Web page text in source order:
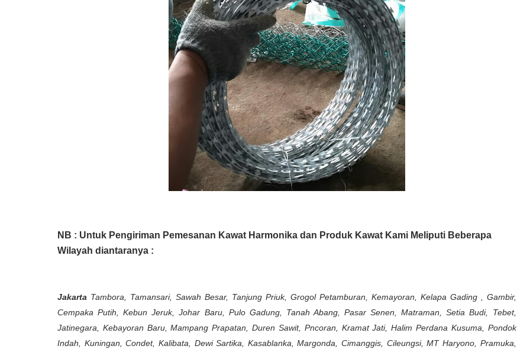
NB : Untuk Pengiriman Pemesanan Kawat Harmonika dan Produk Kawat Kami Meliputi Beberapa
Wilayah diantaranya :
Jakarta Tambora, Tamansari, Sawah Besar, Tanjung Priuk, Grogol Petamburan, Kemayoran, Kelapa Gading , Gambir,
Cempaka Putih, Kebun Jeruk, Johar Baru, Pulo Gadung, Tanah Abang, Pasar Senen, Matraman, Setia Budi, Tebet,
Jatinegara, Kebayoran Baru, Mampang Prapatan, Duren Sawit, Pncoran, Kramat Jati, Halim Perdana Kusuma, Pondok
Indah, Kuningan, Condet, Kalibata, Dewi Sartika, Kasablanka, Margonda, Cimanggis, Cileungsi, MT Haryono, Pramuka,